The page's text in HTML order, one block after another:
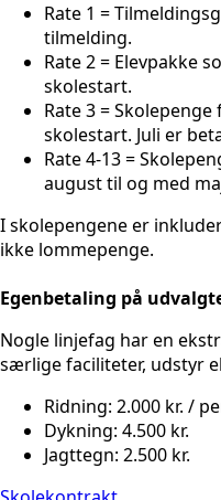
Rate 1 =
tilmelding.
Rate 2 = Elevpakke
skolestart.
Rate 3 =
skolestart. Juli er
Rate 4-13 =
august til og med
I skolepengene er
ikke lommepenge.
Egenbetaling på
Nogle linjefag har en
særlige faciliteter, udstyr
Ridning: 2.000 kr. /
Dykning: 4.500 kr.
Jagttegn: 2.500 kr.